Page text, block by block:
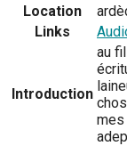
Location
Links
Introduction
au